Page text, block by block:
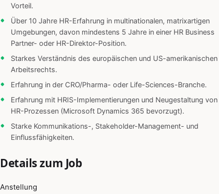
Vorteil.
Über 10 Jahre HR-Erfahrung in multinationalen, matrixartigen
Umgebungen, davon mindestens 5 Jahre in einer HR Business
Partner- oder HR-Direktor-Position.
Starkes Verständnis des europäischen und US-amerikanischen
Arbeitsrechts.
Erfahrung in der CRO/Pharma- oder Life-Sciences-Branche.
Erfahrung mit HRIS-Implementierungen und Neugestaltung von
HR-Prozessen (Microsoft Dynamics 365 bevorzugt).
Starke Kommunikations-, Stakeholder-Management- und
Einflussfähigkeiten.
Details zum Job
Anstellung